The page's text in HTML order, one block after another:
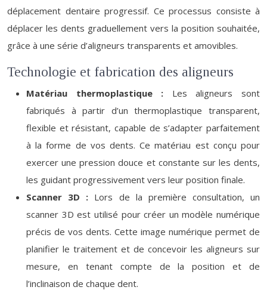
déplacement dentaire progressif. Ce processus consiste à
déplacer les dents graduellement vers la position souhaitée,
grâce à une série d’aligneurs transparents et amovibles.
Technologie et fabrication des aligneurs
Matériau thermoplastique : Les aligneurs sont
fabriqués à partir d’un thermoplastique transparent,
flexible et résistant, capable de s’adapter parfaitement
à la forme de vos dents. Ce matériau est conçu pour
exercer une pression douce et constante sur les dents,
les guidant progressivement vers leur position finale.
Scanner 3D : Lors de la première consultation, un
scanner 3D est utilisé pour créer un modèle numérique
précis de vos dents. Cette image numérique permet de
planifier le traitement et de concevoir les aligneurs sur
mesure, en tenant compte de la position et de
l’inclinaison de chaque dent.